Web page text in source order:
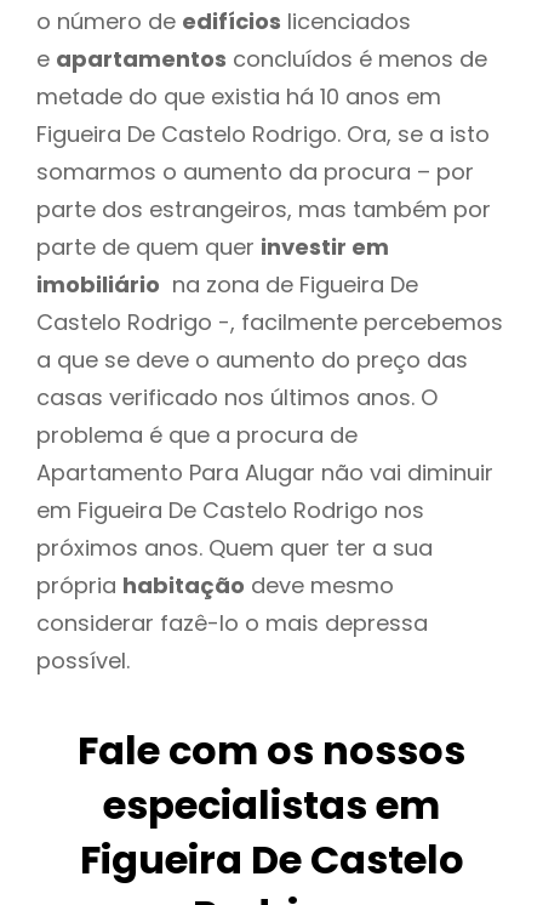
o número de edifícios licenciados
e apartamentos concluídos é menos de
metade do que existia há 10 anos em
Figueira De Castelo Rodrigo. Ora, se a isto
somarmos o aumento da procura – por
parte dos estrangeiros, mas também por
parte de quem quer investir em
imobiliário na zona de Figueira De
Castelo Rodrigo -, facilmente percebemos
a que se deve o aumento do preço das
casas verificado nos últimos anos. O
problema é que a procura de
Apartamento Para Alugar não vai diminuir
em Figueira De Castelo Rodrigo nos
próximos anos. Quem quer ter a sua
própria habitação deve mesmo
considerar fazê-lo o mais depressa
possível.
Fale com os nossos
especialistas em
Figueira De Castelo